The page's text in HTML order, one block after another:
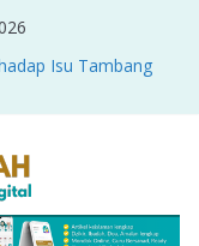
Isu Tambang
PADA TAFSIR
Qur’an: “Ketika
Menjadi